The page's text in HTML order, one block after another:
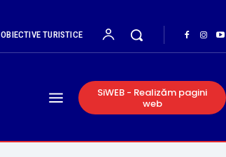
OBIECTIVE TURISTICE
SiWEB - Realizăm pagini
web